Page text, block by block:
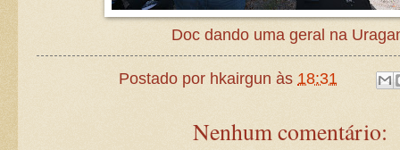
Doc dando uma geral na
Postado por hkairgun às 18:31
Nenhum comentário: